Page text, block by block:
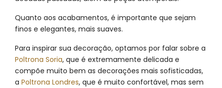
Quanto aos acabamentos, é importante que sejam
finos e elegantes, mais suaves.
Para inspirar sua decoração, optamos por falar sobre a
Poltrona Soria, que é extremamente delicada e
compõe muito bem as decorações mais sofisticadas,
a Poltrona Londres, que é muito confortável, mas sem